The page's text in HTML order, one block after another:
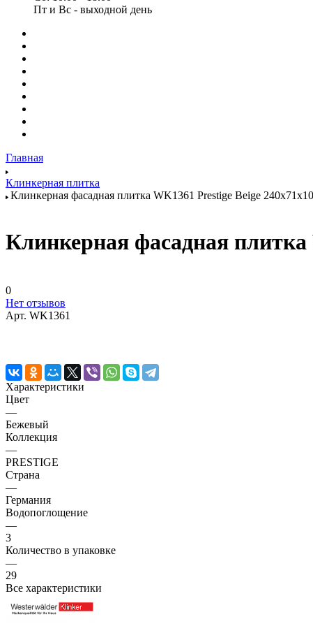
Пт и Вс - выходной день
Главная
Клинкерная плитка
Клинкерная фасадная плитка WK1361 Prestige Beige 240x71x10
Клинкерная фасадная плитка
0
Нет отзывов
Арт. WK1361
Характеристики
Цвет
—
Бежевый
Коллекция
—
PRESTIGE
Страна
—
Германия
Водопоглощение
—
3
Количество в упаковке
—
29
Все характеристики